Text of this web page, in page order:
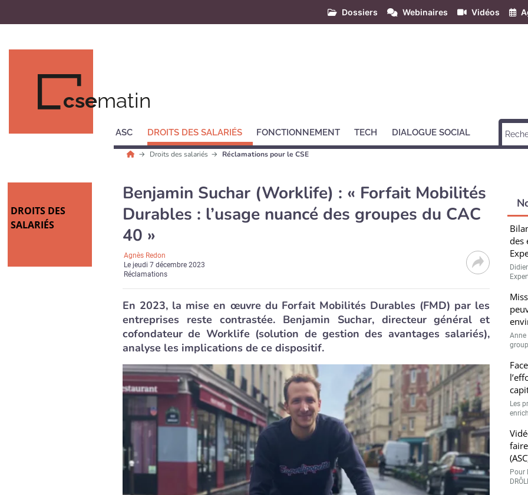
Dossiers Webinaires Vidéos
csematin
ASC DROITS DES SALARIÉS FONCTIONNEMENT TECH DIALOGUE SOCIAL
Droits des salariés Réclamations pour le CSE
DROITS DES
SALARIÉS
Benjamin Suchar (Worklife) : « Forfait Mobilités
Durables : l’usage nuancé des groupes du CAC
40 »
Agnès Redon
Lejeudi 7 décembre 2023
Réclamations
En 2023, la mise en œuvre du Forfait Mobilités Durables (FMD) par les
entreprises reste contrastée. Benjamin Suchar, directeur général et
cofondateur de Worklife (solution de gestion des avantages salariés),
analyse les implications de ce dispositif.
des
Anne
Les
Pour